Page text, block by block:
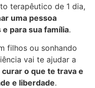
terapêutico de 1 dia,
uma pessoa
para sua família.
filhos ou sonhando
vai te ajudar a
curar o que te trava e
e liberdade.